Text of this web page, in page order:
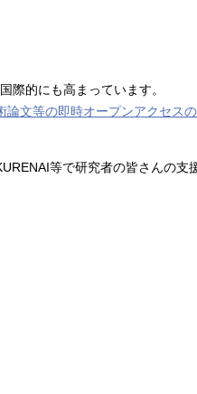
際的にも高まっています。
論文等の即時オープンアクセス
等で研究者の皆さんの支